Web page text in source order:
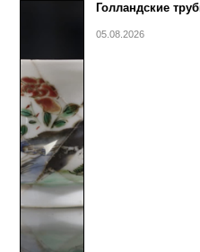
Голландские
05.08.2026